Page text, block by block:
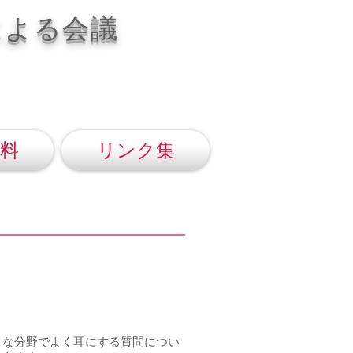
る会議
リンク集
分野でよく耳にする質問につい